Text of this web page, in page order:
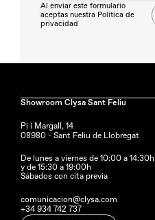
Al enviar este formulario
aceptas nuestra Política de
privacidad
Showroom Clysa Sant Feliu
Pi i Margall, 14
08980 - Sant Feliu de Llobregat
De lunes a viernes de 10:00 a 14:30h
y de 15:30 a 19:00h
Sábados con cita previa
comunicacion@clysa.com
+34 934 742 737